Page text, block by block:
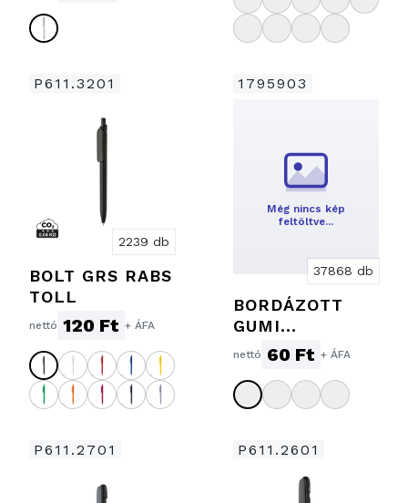
P611.3201
2239 db
BOLT GRS RABS
TOLL
nettó 120 Ft + ÁFA
1795903
Még nincs kép
feltöltve…
37868 db
BORDÁZOTT
GUMI
MARKOLATÚ
GOLYÓSTOLL
nettó 60 Ft + ÁFA
P611.2701 P611.2601